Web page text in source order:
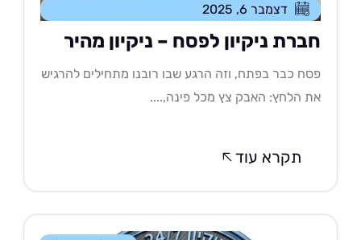
דצמבר 6, 2025
ניקיון לפסח – ניקיון מהיר
כבר בפתח, וזה הרגע שבו רובנו מתחילים להרגיש
הלחץ: האבק צץ מכל פינה,....
תקרא עוד